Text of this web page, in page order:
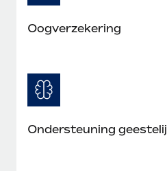
Oogverzekering
Ondersteuning